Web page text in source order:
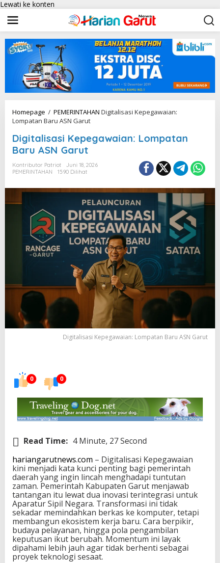
Lewati ke konten
Homepage / PEMERINTAHAN Digitalisasi Kepegawaian:
Lompatan Baru ASN Garut
Digitalisasi Kepegawaian: Lompatan
Baru ASN Garut
Kontributor Patriot
Juni 18, 2026
PEMERINTAHAN
1590 Dilihat
Digitalisasi Kepegawaian: Lompatan Baru ASN Garut
0 0
Read Time: 4 Minute, 27 Second
hariangarutnews.com – Digitalisasi Kepegawaian
kini menjadi kata kunci penting bagi pemerintah
daerah yang ingin lincah menghadapi tuntutan
zaman. Pemerintah Kabupaten Garut menjawab
tantangan itu lewat dua inovasi terintegrasi untuk
Aparatur Sipil Negara. Transformasi ini tidak
sekadar memindahkan berkas ke komputer, tetapi
membangun ekosistem kerja baru. Cara berpikir,
budaya pelayanan, hingga pola pengambilan
keputusan ikut berubah. Momentum ini layak
dipahami lebih jauh agar tidak berhenti sebagai
proyek teknologi sesaat.